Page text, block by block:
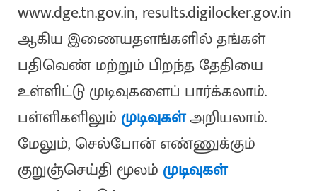
www.dge.tn.gov.in, results.digilocker.gov.in
ஆகிய இணையதளங்களில் தங்கள்
பதிவெண் மற்றும் பிறந்த தேதியை
உள்ளிட்டு முடிவுகளைப் பார்க்கலாம்.
பள்ளிகளிலும் முடிவுகள்அறியலாம்.
மேலும், செல்போன் எண்ணுக்கும்
குறுஞ்செய்தி மூலம் முடிவுகள்